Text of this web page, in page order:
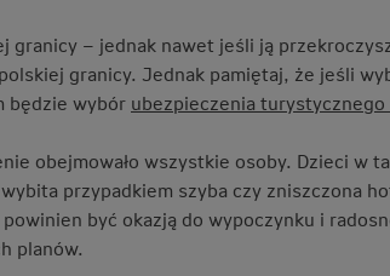
granicy – jednak nawet jeśli ją
granicy. Jednak pamiętaj, że jeśli
będzie wybór ubezpieczenia
obejmowało wszystkie osoby. Dzieci w
przypadkiem szyba czy zniszczona
być okazją do wypoczynku i
planów.